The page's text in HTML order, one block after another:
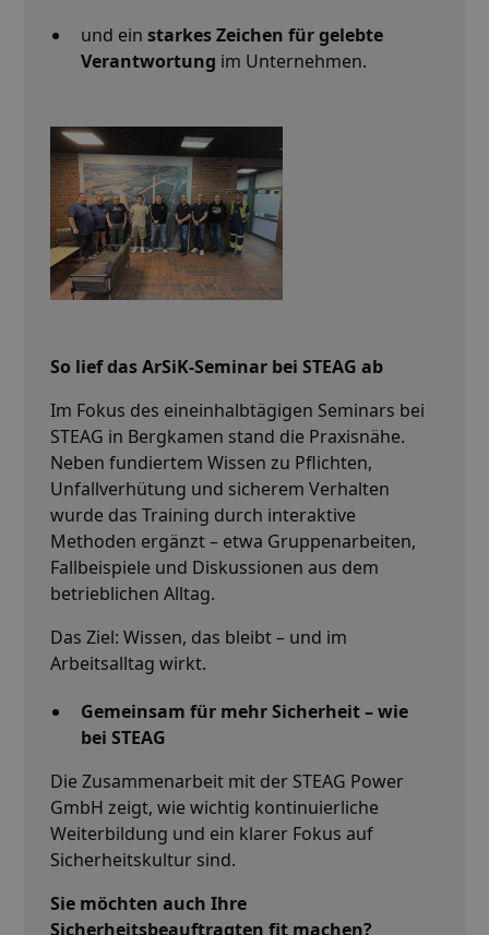
und einstarkes Zeichen für gelebte
Verantwortung im Unternehmen.
So lief das ArSiK-Seminar bei STEAG ab
Im Fokus des eineinhalbtägigen Seminars bei
STEAG in Bergkamen stand die Praxisnähe.
Neben fundiertem Wissen zu Pflichten,
Unfallverhütung und sicherem Verhalten
wurde das Training durch interaktive
Methoden ergänzt – etwa Gruppenarbeiten,
Fallbeispiele und Diskussionen aus dem
betrieblichen Alltag.
Das Ziel: Wissen, das bleibt – und im
Arbeitsalltag wirkt.
Gemeinsam für mehr Sicherheit – wie
bei STEAG
Die Zusammenarbeit mit der STEAG Power
GmbH zeigt, wie wichtig kontinuierliche
Weiterbildung und ein klarer Fokus auf
Sicherheitskultur sind.
Sie möchten auch Ihre
Sicherheitsbeauftragten fit machen?